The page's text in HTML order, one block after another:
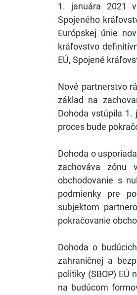
1. januára 2021
Spojeného
Európskej únie
kráľovstvo
EÚ, Spojené
Nové partnerstvo
základ na
Dohoda vstúpila 1.
proces bude
Dohoda o
zachováva zónu
obchodovanie s
podmienky pre
subjektom
pokračovanie
Dohoda o
zahraničnej a
politiky (SBOP)
na budúcom